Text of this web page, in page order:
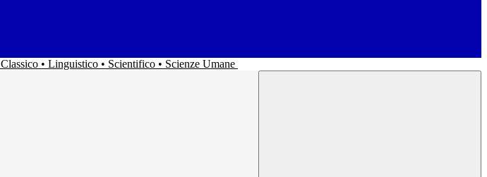
Classico • Linguistico • Scientifico • Scienze Umane